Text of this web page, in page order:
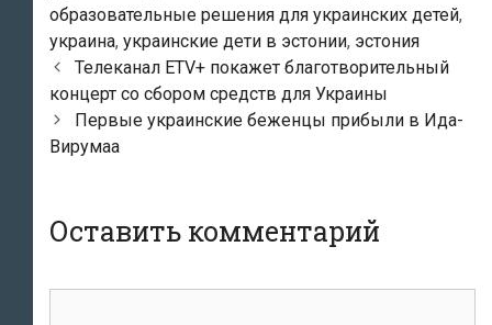
образовательные решения для украинских детей,
украина, украинские дети в эстонии, эстония
Навигация
по
записям
Телеканал ETV+ покажет благотворительный
концерт со сбором средств для Украины
Первые украинские беженцы прибыли в Ида-
Вирумаа
Оставить комментарий